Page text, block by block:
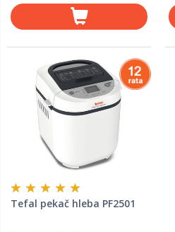
Tefal pekač hleba PF2501